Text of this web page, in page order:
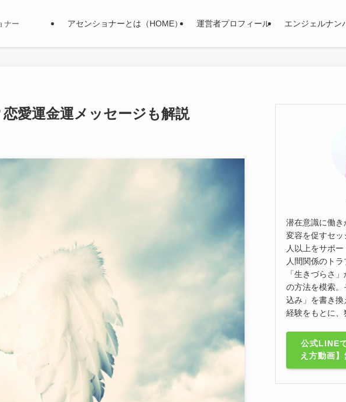
ナー アセンショナーとは（HOME） 運営者プロフィール エンジェルナン
愛運金運メッセージも解説
潜在意識に働き
変容を促すセ
人以上をサポ
人間関係のトラ
「生きづらさ
の方法を模索
込み」を書き換
経験をもとに、
公式LINE
え方動画